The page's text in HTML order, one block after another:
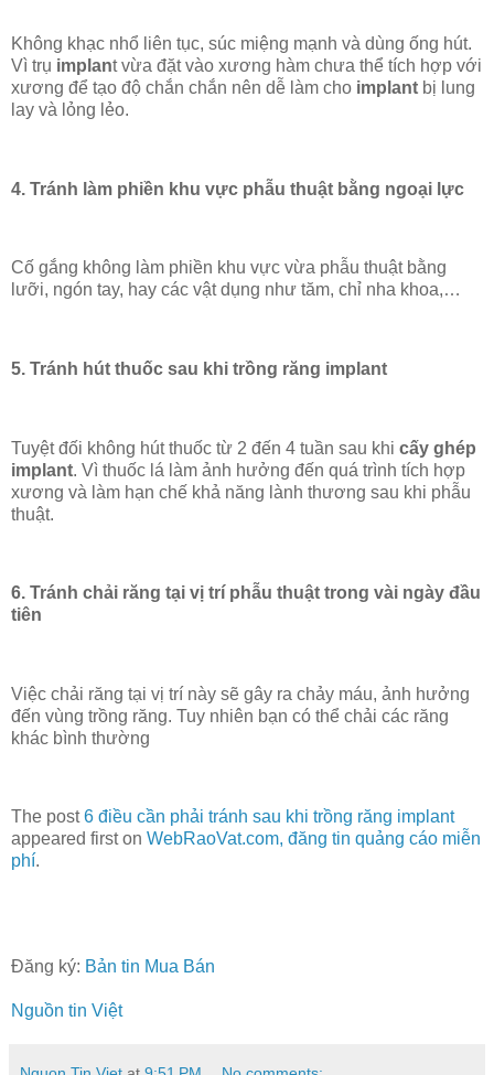
Không khạc nhổ liên tục, súc miệng mạnh và dùng ống hút.
Vì trụ implant vừa đặt vào xương hàm chưa thể tích hợp với
xương để tạo độ chắn chắn nên dễ làm cho implant bị lung
lay và lỏng lẻo.
4. Tránh làm phiền khu vực phẫu thuật bằng ngoại lực
Cố gắng không làm phiền khu vực vừa phẫu thuật bằng
lưỡi, ngón tay, hay các vật dụng như tăm, chỉ nha khoa,…
5. Tránh hút thuốc sau khi trồng răng implant
Tuyệt đối không hút thuốc từ 2 đến 4 tuần sau khi cấy ghép
implant. Vì thuốc lá làm ảnh hưởng đến quá trình tích hợp
xương và làm hạn chế khả năng lành thương sau khi phẫu
thuật.
6. Tránh chải răng tại vị trí phẫu thuật trong vài ngày đầu
tiên
Việc chải răng tại vị trí này sẽ gây ra chảy máu, ảnh hưởng
đến vùng trồng răng. Tuy nhiên bạn có thể chải các răng
khác bình thường
The post6 điều cần phải tránh sau khi trồng răng implant
appeared first on WebRaoVat.com, đăng tin quảng cáo miễn
phí.
Đăng ký: Bản tin Mua Bán
Nguồn tin Việt